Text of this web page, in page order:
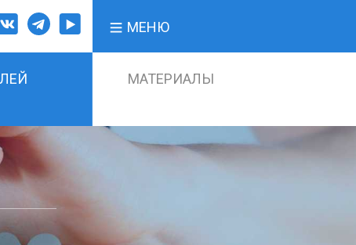
МЕНЮ
МАТЕРИАЛЫ